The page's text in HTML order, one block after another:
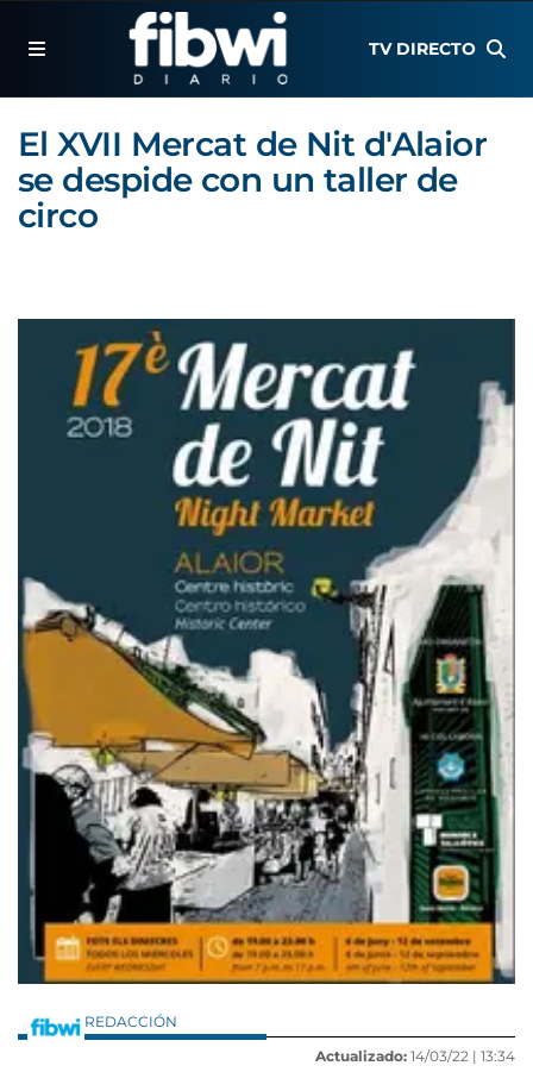
TV DIRECTO
El XVII Mercat de Nit d'Alaior
se despide con un taller de
circo
REDACCIÓN
Actualizado: 14/03/22 | 13:34